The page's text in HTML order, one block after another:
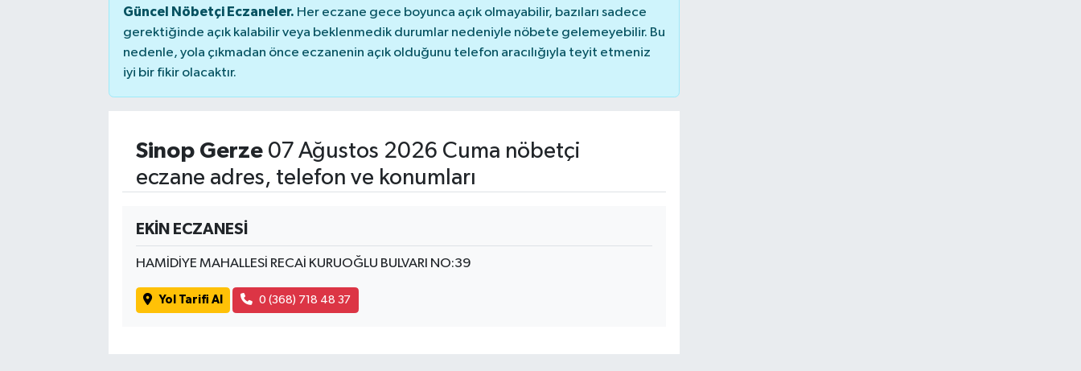
Güncel Nöbetçi Eczaneler. Her eczane gece boyunca açık olmayabilir, bazıları sadece
gerektiğinde açık kalabilir veya beklenmedik durumlar nedeniyle nöbete gelemeyebilir. Bu
nedenle, yola çıkmadan önce eczanenin açık olduğunu telefon aracılığıyla teyit etmeniz
iyi bir fikir olacaktır.
Sinop Gerze07 Ağustos 2026 Cuma nöbetçi
eczane adres, telefon ve konumları
EKİN ECZANESİ
HAMİDİYE MAHALLESİ RECAİ KURUOĞLU BULVARI NO:39
Yol Tarifi Al 0 (368) 718 48 37